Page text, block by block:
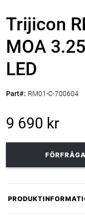
Trijicon
MOA
LED
Part#: RM01-C-700604
9 690 kr